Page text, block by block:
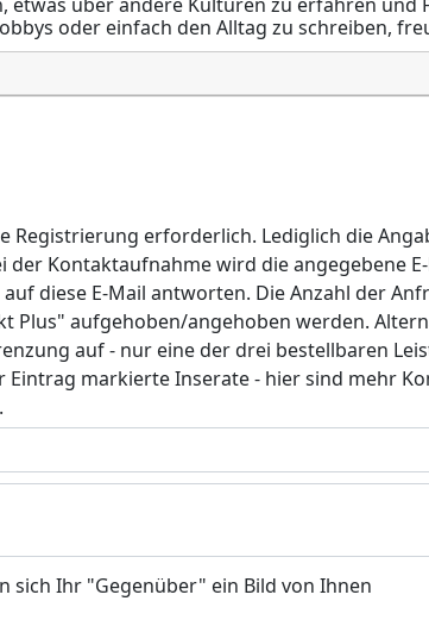
oder einfach den Alltag zu schreiben,
erforderlich. Lediglich die
Kontaktaufnahme wird die angegebene
diese E-Mail antworten. Die Anzahl der
Plus" aufgehoben/angehoben werden.
auf - nur eine der drei bestellbaren
markierte Inserate - hier sind mehr
sich Ihr "Gegenüber" ein Bild von Ihnen